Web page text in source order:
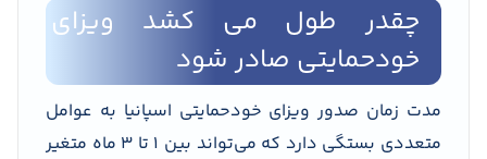
چقدر طول می کشد ویزای
خودحمایتی صادر شود
مدت زمان صدور ویزای خودحمایتی اسپانیا به عوامل
متعددی بستگی دارد که می‌تواند بین ۱ تا ۳ ماه متغیر